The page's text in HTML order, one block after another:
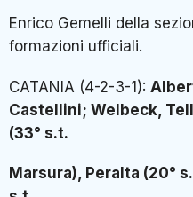
Enrico Gemelli della
formazioni ufficiali.
CATANIA (4-2-3-1):
Castellini; Welbeck,
(33° s.t.
Marsura), Peralta (20°